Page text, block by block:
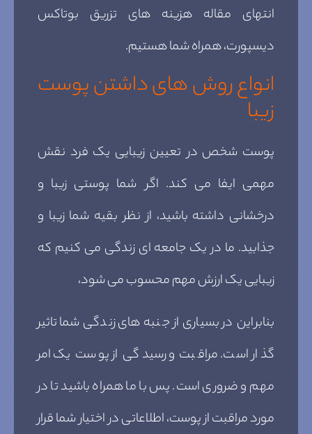
انتهای مقاله هزینه های تزریق بوتاکس
دیسپورت، همراه شما هستیم.
انواع روش های داشتن پوست
زیبا
پوست شخص در تعیین زیبایی یک فرد نقش
مهمی ایفا می کند. اگر شما پوستی زیبا و
درخشانی داشته باشید، از نظر بقیه شما زیبا و
جذابید. ما در یک جامعه ای زندگی می کنیم که
زیبایی یک ارزش مهم محسوب می شود،
بنابراین در بسیاری از جنبه های زندگی شما تاثیر
گذار است. مراقبت و رسیدگی از پوست یک امر
مهم و ضروری است. پس با ما همراه باشید تا در
مورد مراقبت از پوست، اطلاعاتی در اختیار شما قرار